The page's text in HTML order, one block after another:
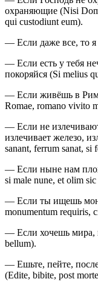
охраняющие (Nisi
qui custodiunt eum).
— Если даже все, то
— Если есть у тебя
покоряйся (Si melius
— Если живёшь в
Romae, romano vivito
— Если не
излечивает железо,
sanant, ferrum sanat, si
— Если ныне нам
si male nune, et olim
— Если ты ищешь
monumentum requiris,
— Если хочешь мира,
bellum).
— Ешьте, пейте,
(Edite, bibite, post